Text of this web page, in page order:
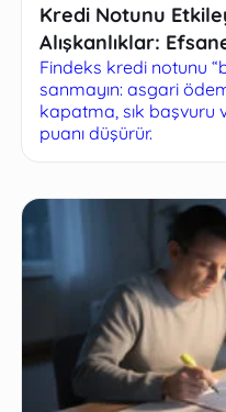
Kredi Notunu
Alışkanlıklar:
Findeks kredi notunu
sanmayın: asgari
kapatma, sık başvuru
puanı düşürür.